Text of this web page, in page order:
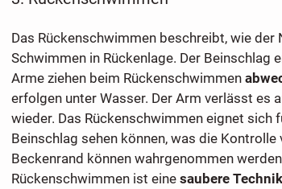
Das Rückenschwimmen beschreibt, wie der
Schwimmen in Rückenlage. Der Beinschlag
Arme ziehen beim Rückenschwimmen
erfolgen unter Wasser. Der Arm verlässt es
wieder. Das Rückenschwimmen eignet sich
Beinschlag sehen können, was die
Beckenrand können wahrgenommen
Rückenschwimmen ist eine saubere